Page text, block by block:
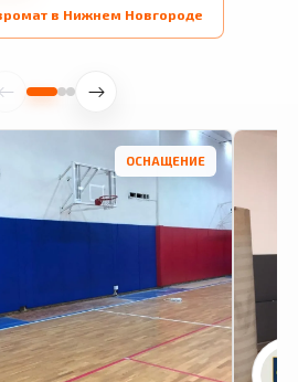
в Нижнем Новгороде
ОСНАЩЕНИЕ